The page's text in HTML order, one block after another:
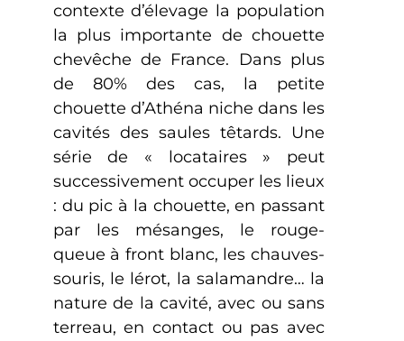
contexte d’élevage la population
la plus importante de chouette
chevêche de France. Dans plus
de 80% des cas, la petite
chouette d’Athéna niche dans les
cavités des saules têtards. Une
série de « locataires » peut
successivement occuper les lieux
: du pic à la chouette, en passant
par les mésanges, le rouge-
queue à front blanc, les chauves-
souris, le lérot, la salamandre… la
nature de la cavité, avec ou sans
terreau, en contact ou pas avec